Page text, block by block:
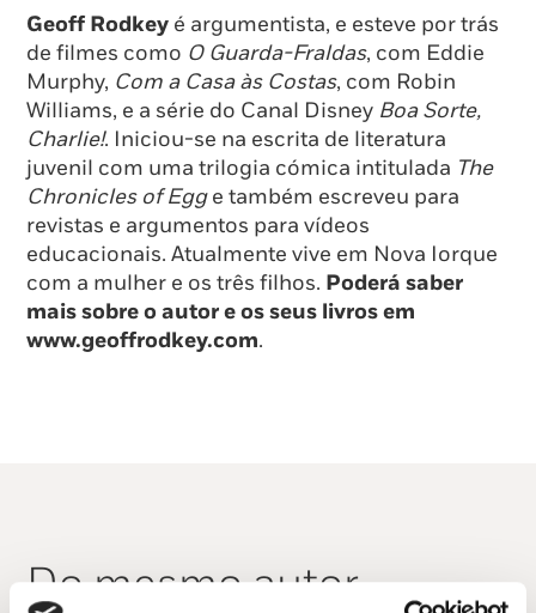
Geoff Rodkey é argumentista, e esteve por trás
de filmes como O Guarda-Fraldas, com Eddie
Murphy, Com a Casa às Costas, com Robin
Williams, e a série do Canal Disney Boa Sorte,
Charlie!. Iniciou-se na escrita de literatura
juvenil com uma trilogia cómica intitulada The
Chronicles of Egge também escreveu para
revistas e argumentos para vídeos
educacionais. Atualmente vive em Nova Iorque
com a mulher e os três filhos. Poderá saber
mais sobre o autor e os seus livros em
www.geoffrodkey.com.
Do mesmo autor